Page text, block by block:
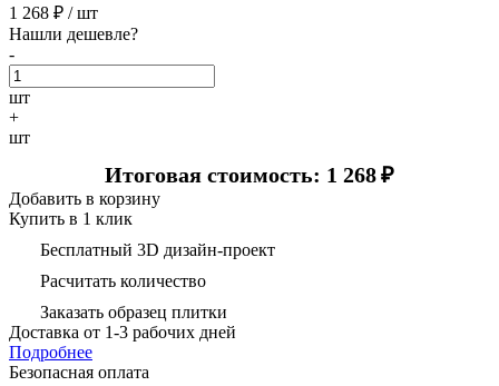
1 268 ₽ /шт
Нашли дешевле?
-
шт
+
шт
Итоговая стоимость: 1 268₽
Добавить в корзину
Купить в 1 клик
Бесплатный 3D дизайн-проект
Расчитать количество
Заказать образец плитки
Доставка от 1-3 рабочих дней
Подробнее
Безопасная оплата